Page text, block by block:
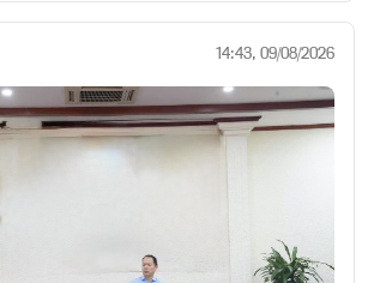
14:43, 09/08/2026